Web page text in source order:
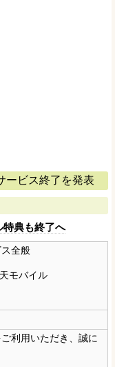
ービス終了を発表
典も終了へ
全般
モバイル
利用いただき、誠に